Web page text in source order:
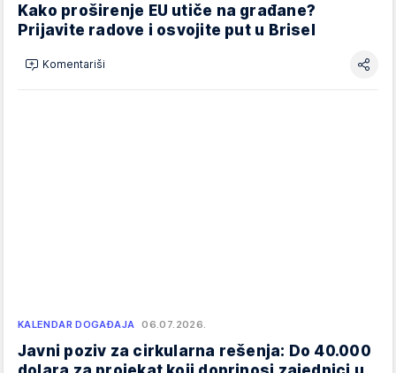
Kako proširenje EU utiče na građane?
Prijavite radove i osvojite put u Brisel
Komentariši
KALENDAR DOGAĐAJA 06.07.2026.
Javni poziv za cirkularna rešenja: Do 40.000